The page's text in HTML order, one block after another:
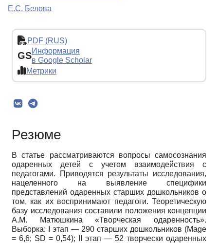
Е.С. Белова
PDF (RUS)
GSИнформация
в Google Scholar
Метрики
Резюме
В статье рассматриваются вопросы самосознания
одаренных детей с учетом взаимодействия с
педагогами. Приводятся результаты исследования,
нацеленного на выявление специфики
представлений одаренных старших дошкольников о
том, как их воспринимают педагоги. Теоретическую
базу исследования составили положения концепции
А.М. Матюшкина «Творческая одаренность».
Выборка: I этап — 290 старших дошкольников (Mage
= 6,6; SD = 0,54); II этап — 52 творчески одаренных